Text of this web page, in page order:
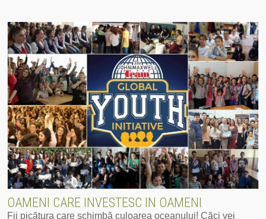
SERVICII
EVENIMENTE
HAI SUS!
CONTACT
OAMENI CARE INVESTESC IN OAMENI
Fii picătura care schimbă culoarea oceanului! Căci vei